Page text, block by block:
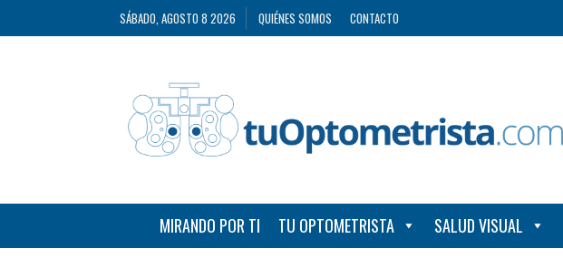
SÁBADO, AGOSTO 8 2026 QUIÉNES SOMOS CONTACTO
MIRANDO POR TI TU OPTOMETRISTA SALUD VISUAL